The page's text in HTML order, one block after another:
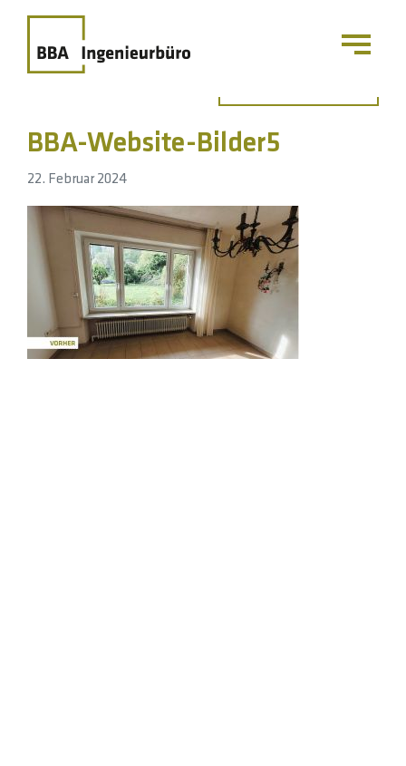
BBA-Website-Bilder5
22. Februar 2024